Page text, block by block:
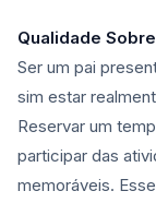
Qualidade
Ser um pai
sim estar
Reservar um
participar das
memoráveis.